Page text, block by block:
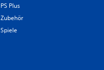
PS Plus
Zubehör
Spiele